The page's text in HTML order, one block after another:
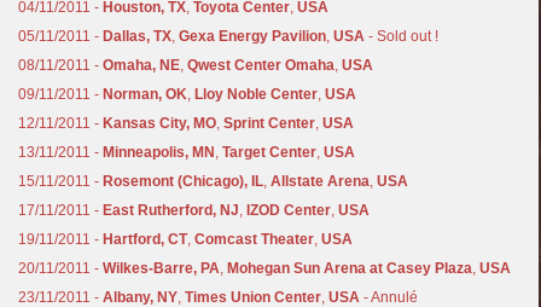
04/11/2011 - Houston, TX,Toyota Center,USA
05/11/2011 - Dallas, TX,Gexa Energy Pavilion,USA - Sold out !
08/11/2011 -Omaha, NE,Qwest Center Omaha,USA
09/11/2011 - Norman, OK, Lloy Noble Center,USA
12/11/2011 - Kansas City, MO,Sprint Center,USA
13/11/2011 - Minneapolis, MN ,Target Center,USA
15/11/2011 - Rosemont (Chicago), IL,Allstate Arena,USA
17/11/2011 - East Rutherford, NJ, IZOD Center,USA
19/11/2011 - Hartford, CT,Comcast Theater,USA
20/11/2011 -Wilkes-Barre, PA, Mohegan Sun Arena at Casey Plaza,USA
23/11/2011 -Albany, NY,Times Union Center,USA - Annulé